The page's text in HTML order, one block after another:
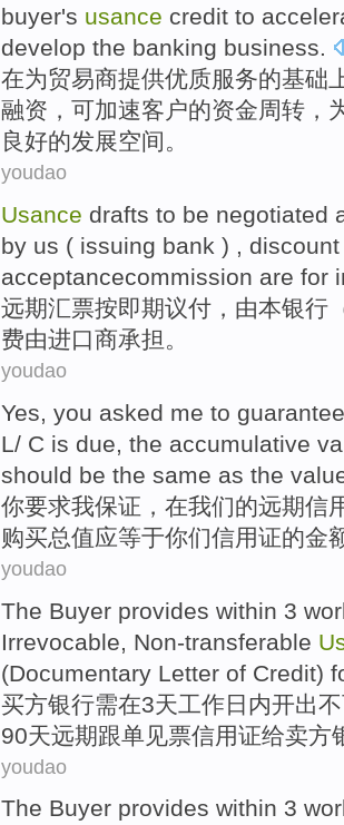
buyer's usance credit to
develop the banking business.
在为贸易商提供优质服务的基础
融资，可加速客户的资金周转 ，
良好的发展空间。
youdao
Usance drafts to be negotiated
by us ( issuing bank ) ,
acceptancecommission are for
远期汇票按即期议付 ， 由本银行
费由进口商承担。
youdao
Yes, you asked me to guarantee
L/ C is due, the accumulative
should be the same as the
你要求我保证 ， 在我们的远期信
购买总值应等于你们信用证的金
youdao
The Buyer provides within 3
Irrevocable, Non-transferable
(Documentary Letter of Credit)
买方银行需在3天工作日内开出
90天远期跟单见票信用证给卖方
youdao
The Buyer provides within 3